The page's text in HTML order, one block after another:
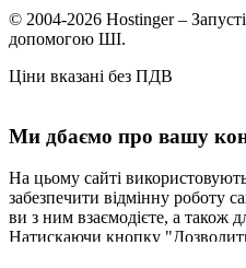
© 2004-2026 Hostinger –
допомогою ШІ.
Ціни вказані без ПДВ
Ми дбаємо про вашу
На цьому сайті
забезпечити відмінну роботу
ви з ним взаємодієте, а також
Натискаючи кнопку